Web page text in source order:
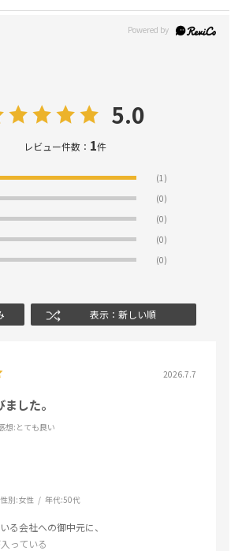
5.0
レビュー件数： 1件
(1)
(0)
(0)
(0)
(0)
表示：新しい順
2026.7.7
した。
想:とても良い
性別:女性 年代:50代
る会社への御中元に、
っている